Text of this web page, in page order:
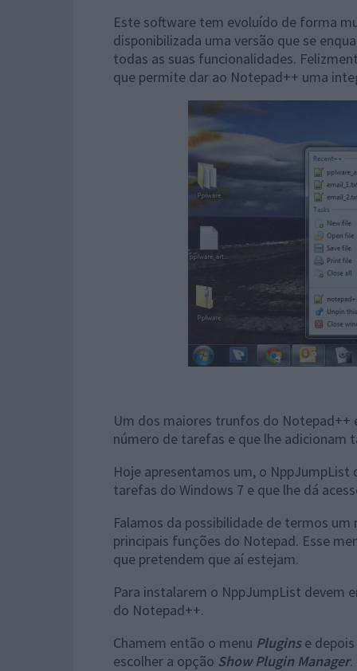
Este software tem evoluído de forma
disponibilizada uma versão que se
todas as suas funcionalidades.
que permite dar ao Notepad++ uma
Um dos maiores trunfos do Notepad++
número de tarefas e que lhe adicionam
Hoje apresentamos um, o
tarefas do Windows 7 e que lhe dá
Falamos da possibilidade de termos um
principais funções do Notepad. Esse
que pretendem que aí estejam.
Para instalarem o NppJumpList devem
do Notepad++.
Chamem então o menu Pluginse depois
escolher a opção Show Plugin Manager.